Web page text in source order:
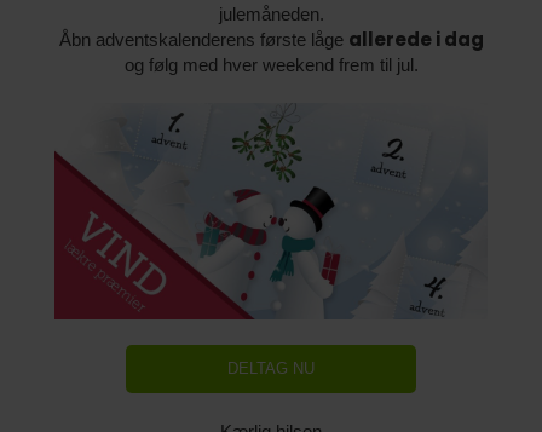
julemåneden.
Åbn adventskalenderens første låge allerede i dag
og følg med hver weekend frem til jul.
DELTAG NU